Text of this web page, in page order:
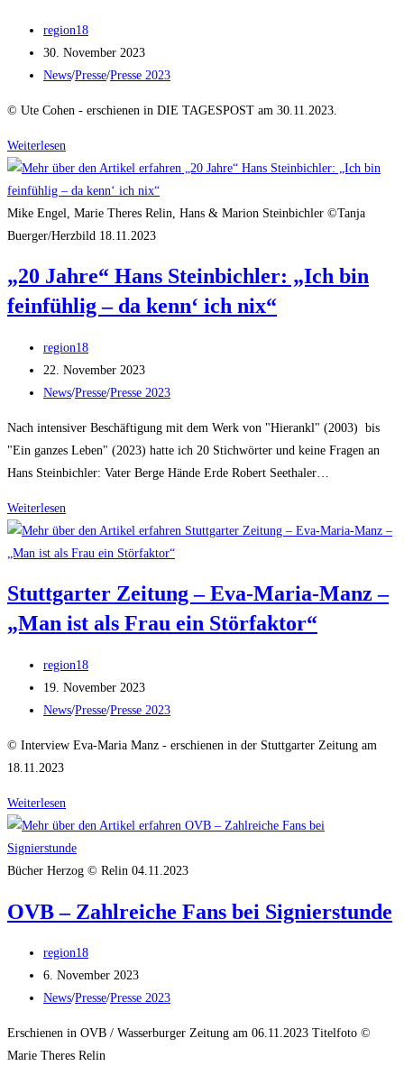
Beitrags-
Autor:
region18
Beitrag
veröffentlicht:
30. November 2023
Beitrags-
News/Presse/Presse 2023
© Ute Cohen - erschienen in DIE TAGESPOST am 30.11.2023.
Weiterlesen
Tagespost
–
Ute
Cohen
„Die
Wahrheit
langweilig“
Mike Engel, Marie Theres Relin, Hans & Marion Steinbichler ©Tanja
Buerger/Herzbild 18.11.2023
„20 Jahre“ Hans Steinbichler: „Ich bin
feinfühlig – da kenn‘ ich nix“
Beitrags-
Autor:
region18
Beitrag
veröffentlicht:
22. November 2023
Beitrags-
News/Presse/Presse 2023
Nach intensiver Beschäftigung mit dem Werk von "Hierankl" (2003) bis
"Ein ganzes Leben" (2023) hatte ich 20 Stichwörter und keine Fragen an
Hans Steinbichler: Vater Berge Hände Erde Robert Seethaler…
Weiterlesen
Jahre“
Hans
„Ich
bin
–
da
kenn‘
Stuttgarter Zeitung – Eva-Maria-Manz –
„Man ist als Frau ein Störfaktor“
Beitrags-
Autor:
region18
Beitrag
veröffentlicht:
19. November 2023
Beitrags-
News/Presse/Presse 2023
© Interview Eva-Maria Manz - erschienen in der Stuttgarter Zeitung am
18.11.2023
Weiterlesen
Zeitung
–
Eva-
Manz
„Man
ist
als
Frau
ein
Bücher Herzog © Relin 04.11.2023
OVB – Zahlreiche Fans bei Signierstunde
Beitrags-
Autor:
region18
Beitrag
veröffentlicht:
6. November 2023
Beitrags-
News/Presse/Presse 2023
Erschienen in OVB / Wasserburger Zeitung am 06.11.2023 Titelfoto ©
Marie Theres Relin